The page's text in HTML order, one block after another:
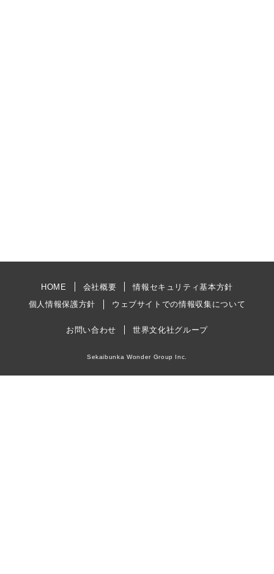
HOME 会社概要
情報セキュリティ基本方針
個人情報保護方針
ウェブサイトでの情報収集について
お問い合わせ 世界文化社グループ
Sekaibunka Wonder Group Inc.